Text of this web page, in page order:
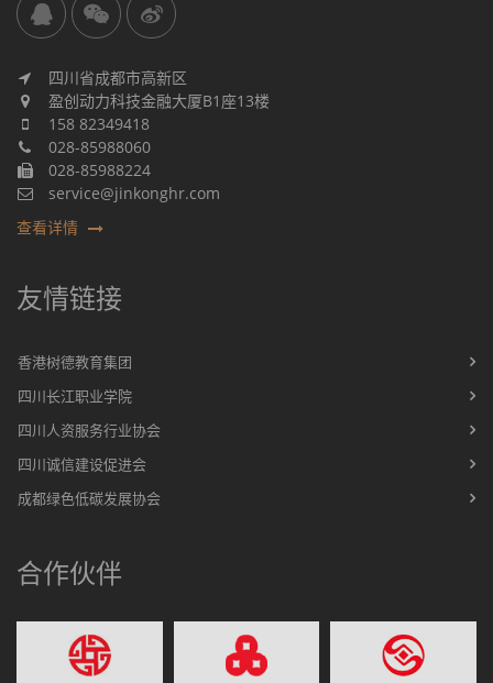
四川省成都市高新区
盈创动力科技金融大厦B1座13楼
158 82349418
028-85988060
028-85988224
service@jinkonghr.com
查看详情
友情链接
香港树德教育集团
四川长江职业学院
四川人资服务行业协会
四川诚信建设促进会
成都绿色低碳发展协会
合作伙伴